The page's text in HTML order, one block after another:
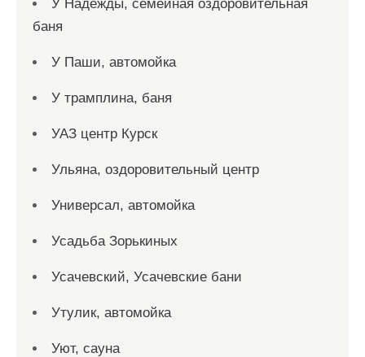
У Надежды, семейная оздоровительная
баня
У Паши, автомойка
У трамплина, баня
УАЗ центр Курск
Ульяна, оздоровительный центр
Универсал, автомойка
Усадьба Зорькиных
Усачевский, Усачевские бани
Утулик, автомойка
Уют, сауна